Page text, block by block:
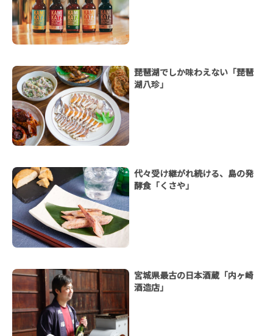
琵琶湖でしか味わえない「琵琶
湖八珍」
代々受け継がれ続ける、島の発
酵食「くさや」
宮城県最古の日本酒蔵「内ヶ崎
酒造店」